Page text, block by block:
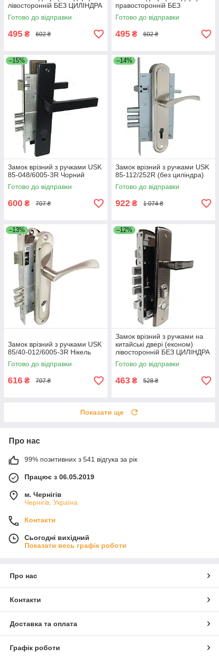
лівосторонній БЕЗ ЦИЛІНДРА
Готово до відправки
495 ₴ 602 ₴
правосторонній БЕЗ
ЦИЛІНДРА
Готово до відправки
495 ₴ 602 ₴
–15%
Замок врізний з ручками USK
85-048/6005-3R Чорний
Готово до відправки
600 ₴ 707 ₴
–14%
Замок врізний з ручками USK
85-112/252R (без циліндра)
Готово до відправки
922 ₴ 1 074 ₴
–13%
Замок врізний з ручками USK
85/40-012/6005-3R Нікель
Готово до відправки
616 ₴ 707 ₴
–12%
Замок врізний з ручками на
китайські двері (економ)
лівосторонній БЕЗ ЦИЛІНДРА
Готово до відправки
463 ₴ 528 ₴
Показати ще
Про нас
99% позитивних з 541 відгука за рік
Працює з 06.05.2019
м. Чернігів
Чернігів, Україна
Контакти
Сьогодні вихідний
Показати весь графік роботи
Про нас
Контакти
Доставка та оплата
Графік роботи